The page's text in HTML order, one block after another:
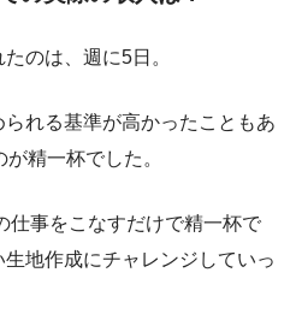
のは、週に5日。
れる基準が高かったこともあ
精一杯でした。
仕事をこなすだけで精一杯で
地作成にチャレンジしていっ